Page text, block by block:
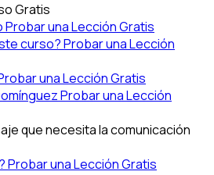
Gratis
Probar una Lección Gratis
curso?Probar una Lección
una Lección Gratis
Probar una Lección
que necesita la comunicación
Probar una Lección Gratis